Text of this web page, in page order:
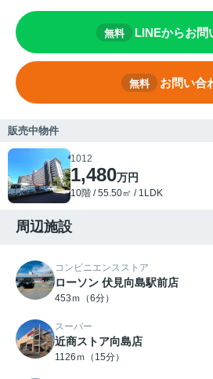
無料 LINEからお問
無料 お問い合
販売中物件
1012
1,480万円
10階 / 55.50㎡ / 1LDK
周辺施設
コンビニエンスストア
ローソン 伏見向島駅前店
453ｍ（6分）
スーパー
近商ストア向島店
1126ｍ（15分）